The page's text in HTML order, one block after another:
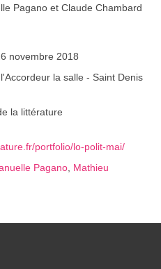
Pagano et Claude Chambard
novembre 2018
la salle - Saint Denis
la littérature
portfolio/lo-polit-mai/
Pagano Mathieu